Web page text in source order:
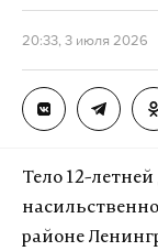
20:33, 3 июля 2026
Тело 12-
районе